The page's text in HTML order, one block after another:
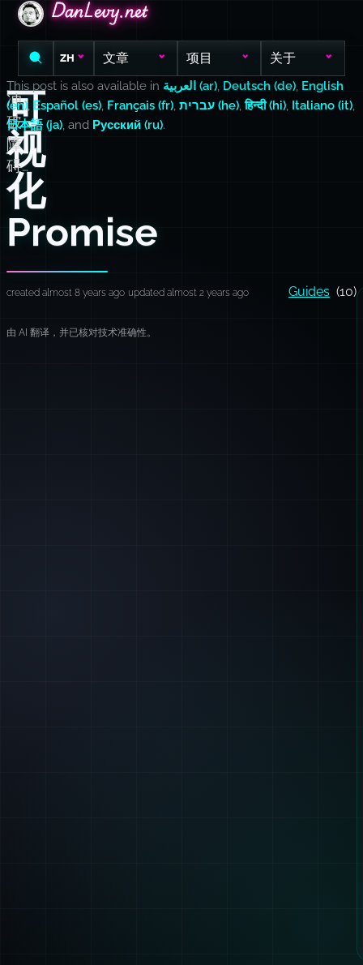
DanLevy.net
DanLevy.net
DanLevy.net
ZH 文章 项目 关于
可
视
化
Promise
冲
破
障
碍…
This post is also available in العربية (ar), Deutsch (de), English
(en), Español (es), Français (fr), עברית (he),हिन्दी (hi), Italiano (it),
日本語 (ja), and Русский (ru).
created almost 8 years ago updated almost 2 years ago Guides (10)
由 AI 翻译，并已核对技术准确性。